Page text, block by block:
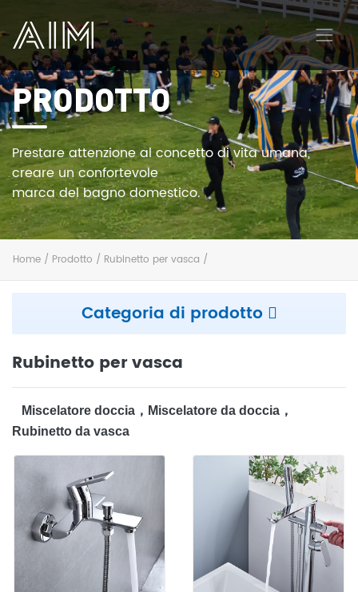
AIM
PRODOTTO
Prestare attenzione al concetto di vita umana,
creare un confortevole
marca del bagno domestico.
Home / Prodotto / Rubinetto per vasca /
Categoria di prodotto
Rubinetto per vasca
‌Miscelatore doccia，Miscelatore da doccia，
Rubinetto da vasca